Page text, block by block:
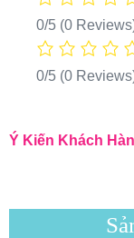
0/5 (0
0/5 (0
Ý Kiến Khách